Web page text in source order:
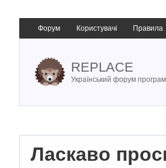
Форум Користувачі Правила
REPLACE
Український форум
Ласкаво